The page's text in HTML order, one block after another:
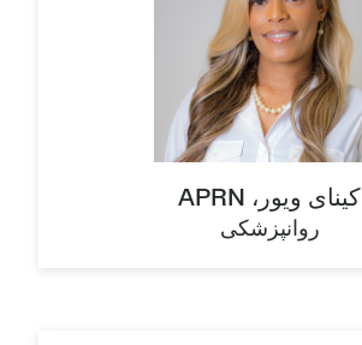
کینای ویور، APRN
روانپزشکی